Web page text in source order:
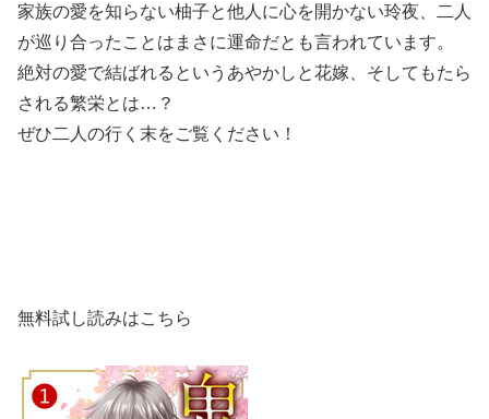
家族の愛を知らない柚子と他人に心を開かない玲夜、二人
が巡り合ったことはまさに運命だとも言われています。
絶対の愛で結ばれるというあやかしと花嫁、そしてもたら
される繁栄とは…？
ぜひ二人の行く末をご覧ください！
無料試し読みはこちら